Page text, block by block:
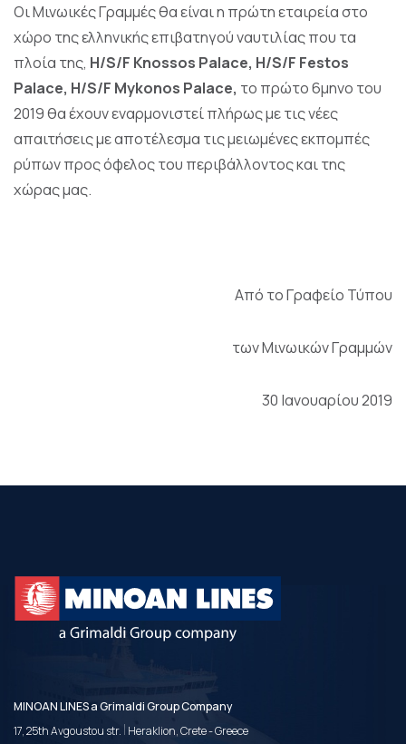
Οι Μινωικές Γραμμές θα είναι η πρώτη εταιρεία στο
χώρο της ελληνικής επιβατηγού ναυτιλίας που τα
πλοία της, H/S/F Knossos Palace, H/S/F Festos
Palace, H/S/F Mykonos Palace, το πρώτο 6μηνο του
2019 θα έχουν εναρμονιστεί πλήρως με τις νέες
απαιτήσεις με αποτέλεσμα τις μειωμένες εκπομπές
ρύπων προς όφελος του περιβάλλοντος και της
χώρας μας.
Από το Γραφείο Τύπου
των Μινωικών Γραμμών
30 Ιανουαρίου 2019
MINOAN LINES a Grimaldi Group Company
17, 25th Avgoustou str. | Heraklion, Crete - Greece